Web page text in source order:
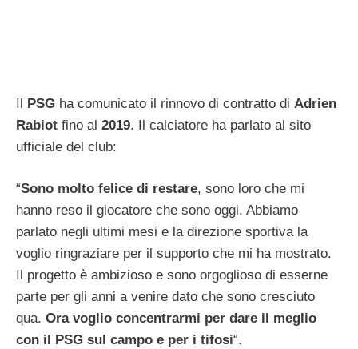
Il PSG ha comunicato il rinnovo di contratto di Adrien
Rabiot fino al 2019. Il calciatore ha parlato al sito
ufficiale del club:
“Sono molto felice di restare, sono loro che mi
hanno reso il giocatore che sono oggi. Abbiamo
parlato negli ultimi mesi e la direzione sportiva la
voglio ringraziare per il supporto che mi ha mostrato.
Il progetto è ambizioso e sono orgoglioso di esserne
parte per gli anni a venire dato che sono cresciuto
qua. Ora voglio concentrarmi per dare il meglio
con il PSG sul campo e per i tifosi“.